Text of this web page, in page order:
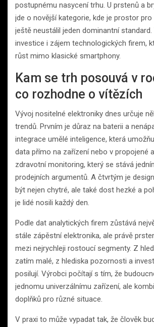
postupnému nasycení trhu. U prstenů a
jde o novější kategorie, kde je prostor pro
ještě neustálil jeden dominantní standard.
investice i zájem technologických firem,
růst mimo klasické smartphony.
Kam se trh posouvá v
co rozhodne o vítězích
Vývoj nositelné elektroniky dnes určuje
trendů. Prvním je důraz na baterii a
integrace umělé inteligence, která
data přímo na zařízení nebo v propojené
zdravotní monitoring, který se stává
prodejních argumentů. A čtvrtým je
být nejen chytré, ale také dost hezké a
je lidé nosili každý den.
Podle dat analytických firem zůstává
stále zápěstní elektronika, ale právě
mezi nejrychleji rostoucí segmenty. Z
zatím malé, z hlediska pozornosti a
posilují. Výrobci počítají s tím, že
jednomu univerzálnímu zařízení, ale
doplňků pro různé situace.
V praxi to může vypadat tak, že člověk